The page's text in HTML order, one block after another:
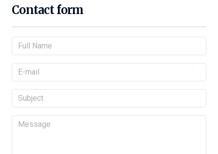
Contact form